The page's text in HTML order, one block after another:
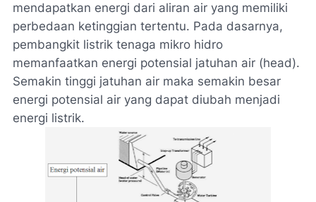
mendapatkan energi dari aliran air yang memiliki
perbedaan ketinggian tertentu. Pada dasarnya,
pembangkit listrik tenaga mikro hidro
memanfaatkan energi potensial jatuhan air (head).
Semakin tinggi jatuhan air maka semakin besar
energi potensial air yang dapat diubah menjadi
energi listrik.